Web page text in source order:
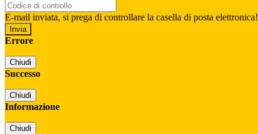
E-mail inviata, si prega di controllare la casella di posta elettronica!
Errore
Chiudi
Successo
Chiudi
Informazione
Chiudi